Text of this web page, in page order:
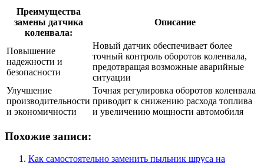
Преимущества
замены датчика
коленвала:
Описание
Повышение
надежности и
безопасности
Новый датчик обеспечивает более
точный контроль оборотов коленвала,
предотвращая возможные аварийные
ситуации
Улучшение
производительности
и экономичности
Точная регулировка оборотов коленвала
приводит к снижению расхода топлива
и увеличению мощности автомобиля
Похожие записи:
Как самостоятельно заменить пыльник шруса на